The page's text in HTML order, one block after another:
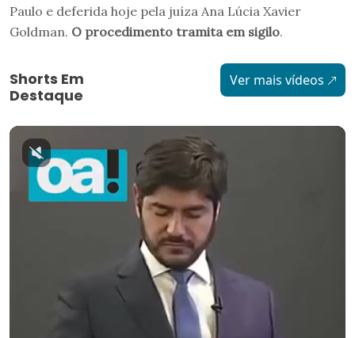
Paulo e deferida hoje pela juíza Ana Lúcia Xavier
Goldman. O procedimento tramita em sigilo.
Shorts Em
Destaque
Ver mais vídeos